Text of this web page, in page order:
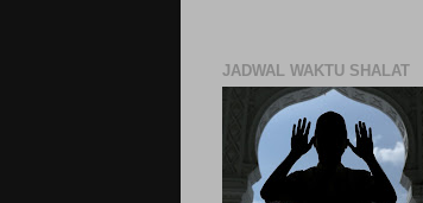
JADWAL WAKTU SHALAT